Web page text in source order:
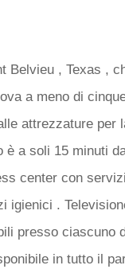
Belvieu , Texas ,
a meno di
attrezzature per
è a soli 15 minuti
center con
igienici .
presso ciascuno
in tutto il